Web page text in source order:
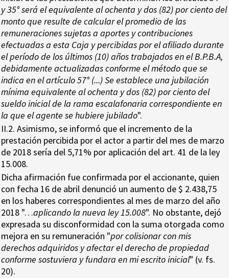
y 35° será el equivalente al ochenta y dos (82) por ciento del
monto que resulte de calcular el promedio de las
remuneraciones sujetas a aportes y contribuciones
efectuadas a esta Caja y percibidas por el afiliado durante
el período de los últimos (10) años trabajados en el B.P.B.A,
debidamente actualizadas conforme el método que se
indica en el artículo 57° (...) Se establece una jubilación
mínima equivalente al ochenta y dos (82) por ciento del
sueldo inicial de la rama escalafonaria correspondiente en
la que el agente se hubiere jubilado".
II.2. Asimismo, se informó que el incremento de la
prestación percibida por el actor a partir del mes de marzo
de 2018 sería del 5,71% por aplicación del art. 41 de la ley
15.008.
Dicha afirmación fue confirmada por el accionante, quien
con fecha 16 de abril denunció un aumento de $ 2.438,75
en los haberes correspondientes al mes de marzo del año
2018 "…aplicando la nueva ley 15.008". No obstante, dejó
expresada su disconformidad con la suma otorgada como
mejora en su remuneración "por colisionar con mis
derechos adquiridos y afectar el derecho de propiedad
conforme sostuviera y fundara en mi escrito inicial" (v. fs.
20).